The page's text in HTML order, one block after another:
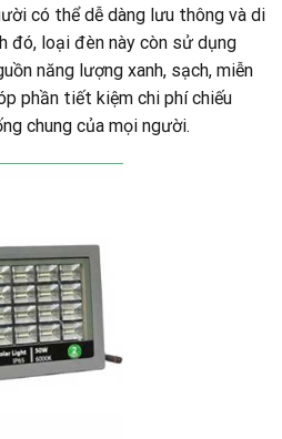
có thể dễ dàng lưu thông và di
đó, loại đèn này còn sử dụng
năng lượng xanh, sạch, miễn
phần tiết kiệm chi phí chiếu
chung của mọi người.